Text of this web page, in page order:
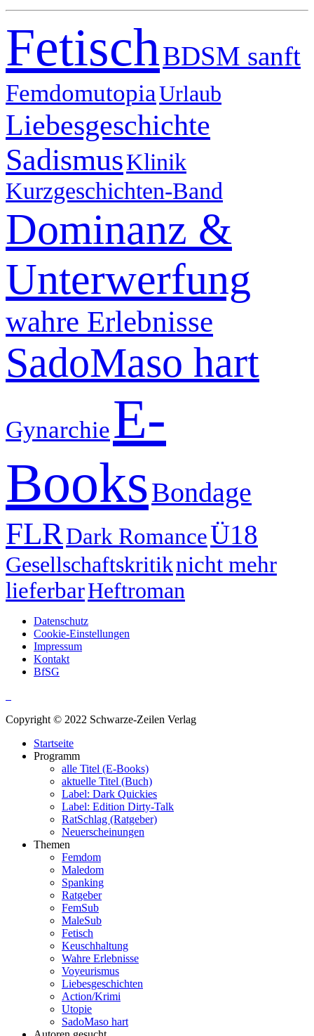
FetischBDSM sanft
FemdomutopiaUrlaub
Liebesgeschichte
SadismusKlinik
Kurzgeschichten-Band
Dominanz &
Unterwerfung
wahre Erlebnisse
SadoMaso hart
GynarchieE-
BooksBondage
FLRDark RomanceÜ18
Gesellschaftskritiknicht mehr
lieferbarHeftroman
Datenschutz
Cookie-Einstellungen
Impressum
Kontakt
BfSG
Copyright © 2022 Schwarze-Zeilen Verlag
Startseite
Programm
alle Titel (E-Books)
aktuelle Titel (Buch)
Label: Dark Quickies
Label: Edition Dirty-Talk
RatSchlag (Ratgeber)
Neuerscheinungen
Themen
Femdom
Maledom
Spanking
Ratgeber
FemSub
MaleSub
Fetisch
Keuschhaltung
Wahre Erlebnisse
Voyeurismus
Liebesgeschichten
Action/Krimi
Utopie
SadoMaso hart